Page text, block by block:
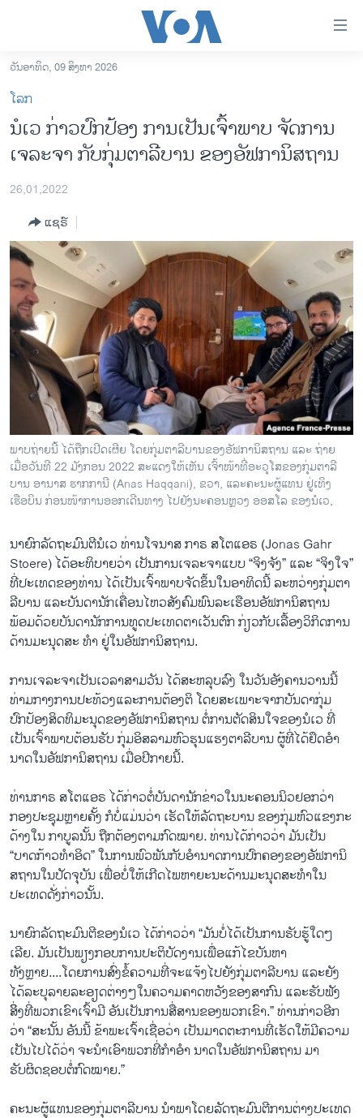
ເຂົ້າ
ຫາ
ຂ້າມ
ຂ້າມ
ຫາ
ລາວ
ການເລືອກຕັ້ງ ປະທານາທີບໍດີ ສະຫະລັດ 2024
ຂ່າວ​ຈີນ
ໂລກ
ເອເຊຍ
ອິດສະຫຼະພາບດ້ານການຂ່າວ
ຊີວິດຊາວລາວ
ຊຸມຊົນຊາວລາວ
ວິທະຍາສາດ-ເທັກໂນໂລຈີ
ທຸລະກິດ
ພາສາອັງກິດ
ວີດີໂອ
ສຽງ
ລາຍງານ
ຕິດຕາມພວກເຮົາ ທີ່
ພາສາຕ່າງໆ
ວັນອາທິດ, 09 ສິງຫາ 2026
ໂລກ
ນໍເວ ກ່າວປົກປ້ອງ ການເປັນເຈົ້າພາບ ຈັດການ
ເຈລະຈາ ກັບກຸ່ມຕາລີບານ ຂອງອັຟການິສຖານ
26,01,2022
ແຊຣ໌
ພາບຖ່າຍນີ້ ໄດ້ຖືກເປີດເຜີຍ ໂດຍກຸ່ມຕາລີບານຂອງອັຟການິສຖານ ແລະ ຖ່າຍ
ເມື່ອວັນທີ 22 ມັງກອນ 2022 ສະແດງໃຫ້ເຫັນ ເຈົ້າໜ້າທີ່ອະວຸໂສຂອງກຸ່ມຕາລີ
ບານ ອານາສ ຮາກການີ (Anas Haqqani), ຂວາ, ແລະຄະນະຜູ້ແທນ ຢູ່ເທິງ
ເຮືອບິນ ກ່ອນໜ້າການອອກເດີນທາງ ໄປຍັງນະຄອນຫຼວງ ອອສໂລ ຂອງນໍເວ,
ນາຍົກລັດຖະມົນຕີນໍເວ ທ່ານໂຈນາສ ກາຣ ສໂຕແອຣ (Jonas Gahr
Stoere) ໄດ້ອະທິບາຍວ່າ ເປັນການເຈລະຈາແບບ “ຈິງຈັງ” ແລະ “ຈິງໃຈ”
ທີ່ປະເທດຂອງທ່ານ ໄດ້ເປັນເຈົ້າພາບຈັດຂຶ້ນໃນອາທິດນີ້ ລະຫວ່າງກຸ່ມຕາ
ລີບານ ແລະບັນດານັກເຄື່ອນໄຫວສັງຄົມພົນລະເຮືອນອັຟການິສຖານ
ພ້ອມດ້ວຍບັນດານັກການທູດປະເທດຕາເວັນຕົກ ກ່ຽວກັບເລື້ອງວິກິດການ
ດ້ານມະນຸດສະ ທຳ ຢູ່ໃນອັຟການິສຖານ.
ການເຈລະຈາເປັນ​ເວ​ລາສາມວັນ ໄດ້ສະຫລຸບລົງ ໃນວັນອັງຄານວານນີ້
ທ່າມກາງການປະທ້ວງແລະການຕ້ອງຕິ ໂດຍສະເພາະຈາກບັນດາກຸ່ມ
ປົກປ້ອງສິດທິມະນຸດຂອງອັຟການິສຖານ ຕໍ່ການຕັດສິນໃຈຂອງນໍເວ ທີ່
ເປັນເຈົ້າພາບຕ້ອນຮັບ ກຸ່ມອິສລາມຫົວ​ຮຸນ​ແຮງຕາລີບານ ຜູ້ທີ່ໄດ້ຢຶດອຳ
ນາດໃນອັຟການິສຖານ ເມື່ອປີກາຍນີ້.
ທ່ານກາຣ ສໂຕແອຣ ໄດ້ກ່າວຕໍ່ບັນດານັກຂ່າວໃນນະຄອນນິວຢອກວ່າ
ກອງປະຊຸມຫຼາຍຄັ້ງ ກໍບໍ່ແມ່ນວ່າ ເຮັດໃຫ້ລັດຖະບານ ຂອງກຸ່ມຫົວ​ແຂງ​ກະ​
ດ້າງໃນ ກາບູລນັ້ນ ຖືກຕ້ອງຕາມກົດໝາຍ. ທ່ານໄດ້ກ່າວວ່າ ມັນເປັນ
“ບາດກ້າວທຳອິດ” ໃນການພົວພັນກັບອຳນາດການປົກຄອງຂອງອັຟການິ
ສຖານໃນປັດຈຸບັນ ເພື່ອບໍ່ໃຫ້ເກີດໄພຫາຍະນະດ້ານມະນຸດສະທຳໃນ
ປະເທດດັ່ງກ່າວນັ້ນ.
ນາຍົກລັດຖະມົນຕີຂອງນໍເວ ໄດ້ກ່າວວ່າ “ມັນບໍ່ໄດ້ເປັນການຮັບຮູ້ໃດໆ
ເລີຍ. ມັນເປັນພຽງກອບການປະຕິບັດງານເພື່ອແກ້ໄຂບັນຫາ
ທັງຫຼາຍ....ໂດຍການສົ່ງຂໍ້ຄວາມທີ່ຈະແຈ້ງໄປຍັງກຸ່ມຕາລີບານ ແລະຍັງ
ໄດ້ລະບຸລາຍລະອຽດຕ່າງໆໃນຄວາມຄາດຫວັງຂອງສາກົນ ແລະຮັບຟັງ
ສິິ່ງທີ່ພວກເຂົາເຈົ້າມີ ອັນເປັນການສື່ສານຂອງພວກເຂົາ.” ທ່ານກ່າວອີກ
ວ່າ “ສະນັ້ນ ອັນນີ້ ຂ້າພະເຈົ້າເຊື່ອວ່າ ເປັນມາດຕະການທີ່ເຮັດໃຫ້ມີຄວາມ
ເປັນໄປໄດ້ວ່າ ຈະນຳເອົາພວກທີ່ກຳອຳ ນາດໃນອັຟການິສຖານ ມາ
ຮັບຜິດຊອບຕໍ່ກົດໝາຍ.”
ຄະນະຜູ້ແທນຂອງກຸ່ມຕາລີບານ ນຳພາໂດຍລັດຖະມົນຕີການຕ່າງປະເທດ